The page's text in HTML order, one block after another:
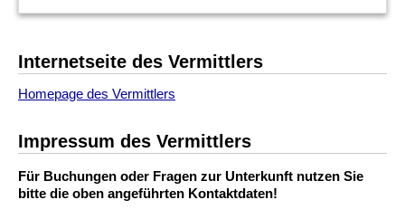
Internetseite des Vermittlers
Homepage des Vermittlers
Impressum des Vermittlers
Für Buchungen oder Fragen zur Unterkunft nutzen Sie
bitte die oben angeführten Kontaktdaten!